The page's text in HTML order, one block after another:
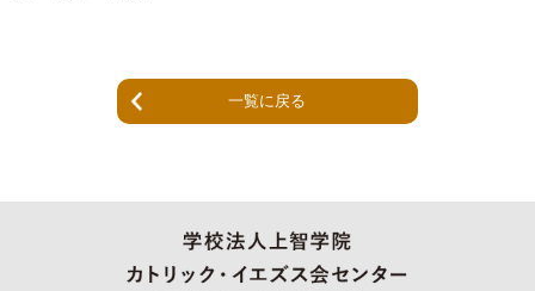
一覧に戻る